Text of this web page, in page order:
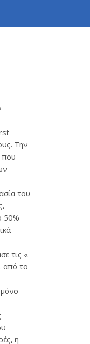
Την
που
του
50%
τις «
από το
η